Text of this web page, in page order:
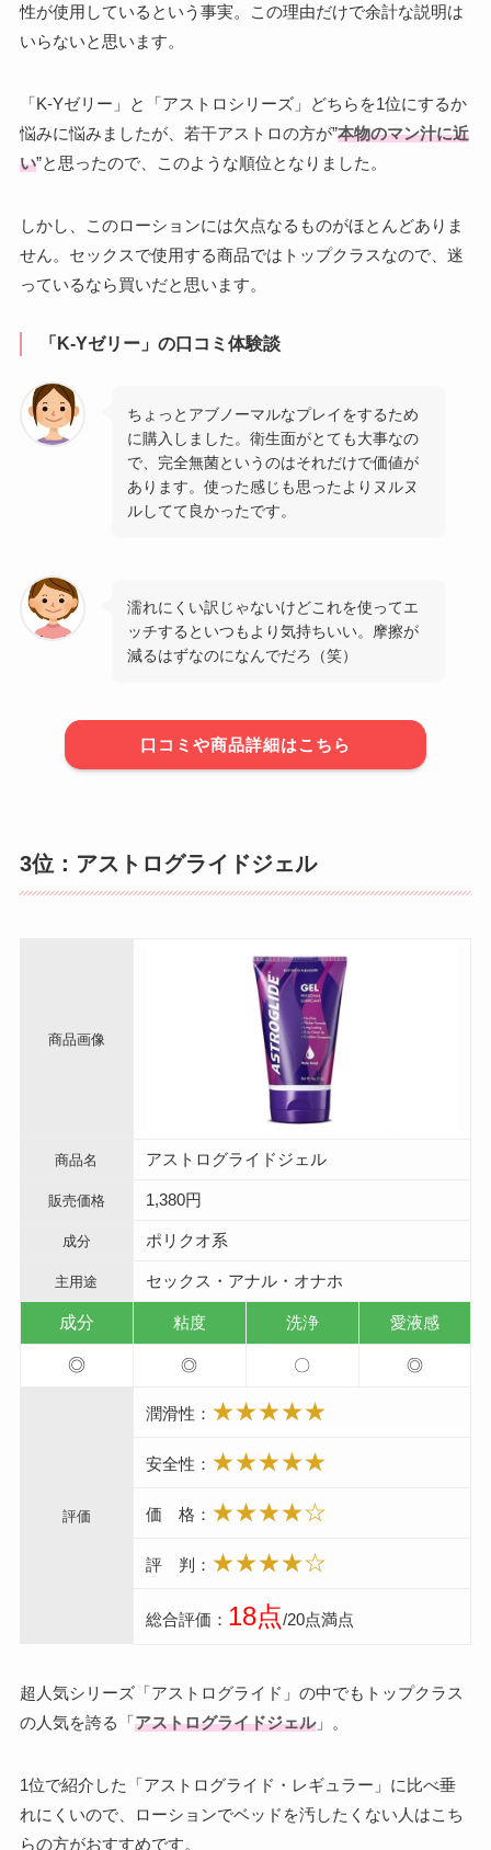
性が使用しているという事実。この理由だけで余計な説明は
いらないと思います。
「K-Yゼリー」と「アストロシリーズ」どちらを1位にするか
悩みに悩みましたが、若干アストロの方が”本物のマン汁に近
い”と思ったので、このような順位となりました。
しかし、このローションには欠点なるものがほとんどありま
せん。セックスで使用する商品ではトップクラスなので、迷
っているなら買いだと思います。
「K-Yゼリー」の口コミ体験談
ちょっとアブノーマルなプレイをするため
に購入しました。衛生面がとても大事なの
で、完全無菌というのはそれだけで価値が
あります。使った感じも思ったよりヌルヌ
ルしてて良かったです。
濡れにくい訳じゃないけどこれを使ってエ
ッチするといつもより気持ちいい。摩擦が
減るはずなのになんでだろ（笑）
口コミや商品詳細はこちら
3位：アストログライドジェル
商品画像
商品名 アストログライドジェル
販売価格 1,380円
成分 ポリクオ系
主用途 セックス・アナル・オナホ
成分 粘度 洗浄 愛液感
◎ ◎ 〇 ◎
評価
潤滑性： ★★★★★
安全性： ★★★★★
価 格： ★★★★☆
評 判： ★★★★☆
総合評価： 18点/20点満点
超人気シリーズ「アストログライド」の中でもトップクラス
の人気を誇る「アストログライドジェル」。
1位で紹介した「アストログライド・レギュラー」に比べ垂
れにくいので、ローションでベッドを汚したくない人はこち
らの方がおすすめです。